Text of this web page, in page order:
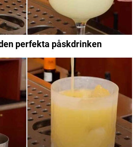
perfekta påskdrinken